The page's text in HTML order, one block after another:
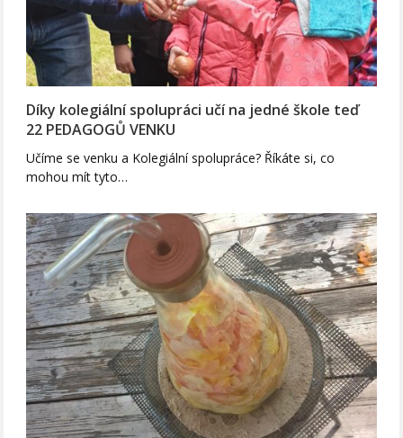
Díky kolegiální spolupráci učí na jedné škole teď
22 PEDAGOGŮ VENKU
Učíme se venku a Kolegiální spolupráce? Říkáte si, co
mohou mít tyto…